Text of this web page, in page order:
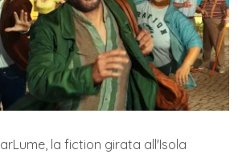
la fiction girata all'Isola